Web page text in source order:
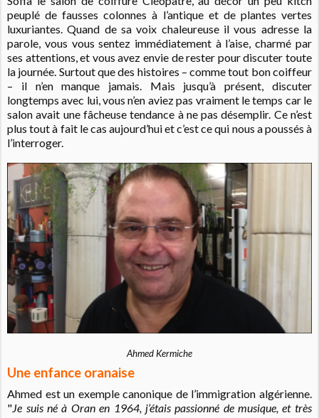
peuplé de fausses colonnes à l’antique et de plantes vertes
luxuriantes. Quand de sa voix chaleureuse il vous adresse la
parole, vous vous sentez immédiatement à l’aise, charmé par
ses attentions, et vous avez envie de rester pour discuter toute
la journée. Surtout que des histoires – comme tout bon coiffeur
– il n’en manque jamais. Mais jusqu’à présent, discuter
longtemps avec lui, vous n’en aviez pas vraiment le temps car le
salon avait une fâcheuse tendance à ne pas désemplir. Ce n’est
plus tout à fait le cas aujourd’hui et c’est ce qui nous a poussés à
l’interroger.
Ahmed Kermiche
Une enfance oranaise
Ahmed est un exemple canonique de l’immigration algérienne.
"Je suis né à Oran en 1964, j’étais passionné de musique, et très